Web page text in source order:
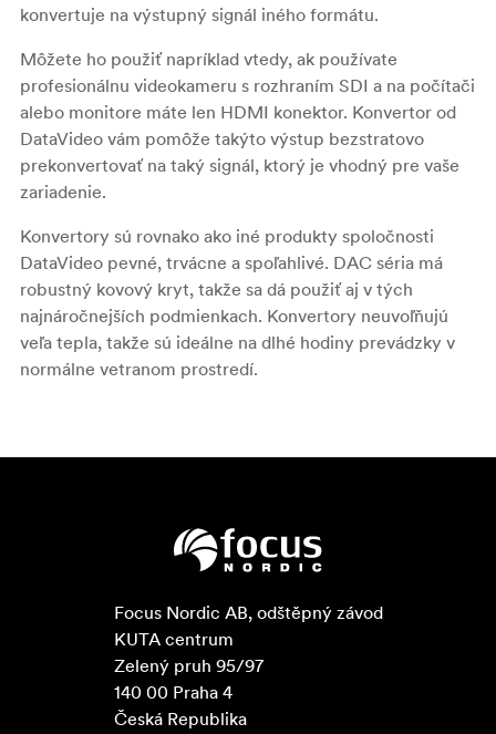
konvertuje na výstupný signál iného formátu.
Môžete ho použiť napríklad vtedy, ak používate
profesionálnu videokameru s rozhraním SDI a na počítači
alebo monitore máte len HDMI konektor. Konvertor od
DataVideo vám pomôže takýto výstup bezstratovo
prekonvertovať na taký signál, ktorý je vhodný pre vaše
zariadenie.
Konvertory sú rovnako ako iné produkty spoločnosti
DataVideo pevné, trvácne a spoľahlivé. DAC séria má
robustný kovový kryt, takže sa dá použiť aj v tých
najnáročnejších podmienkach. Konvertory neuvoľňujú
veľa tepla, takže sú ideálne na dlhé hodiny prevádzky v
normálne vetranom prostredí.
Focus Nordic AB, odštěpný závod
KUTA centrum
Zelený pruh 95/97
140 00 Praha 4
Česká Republika